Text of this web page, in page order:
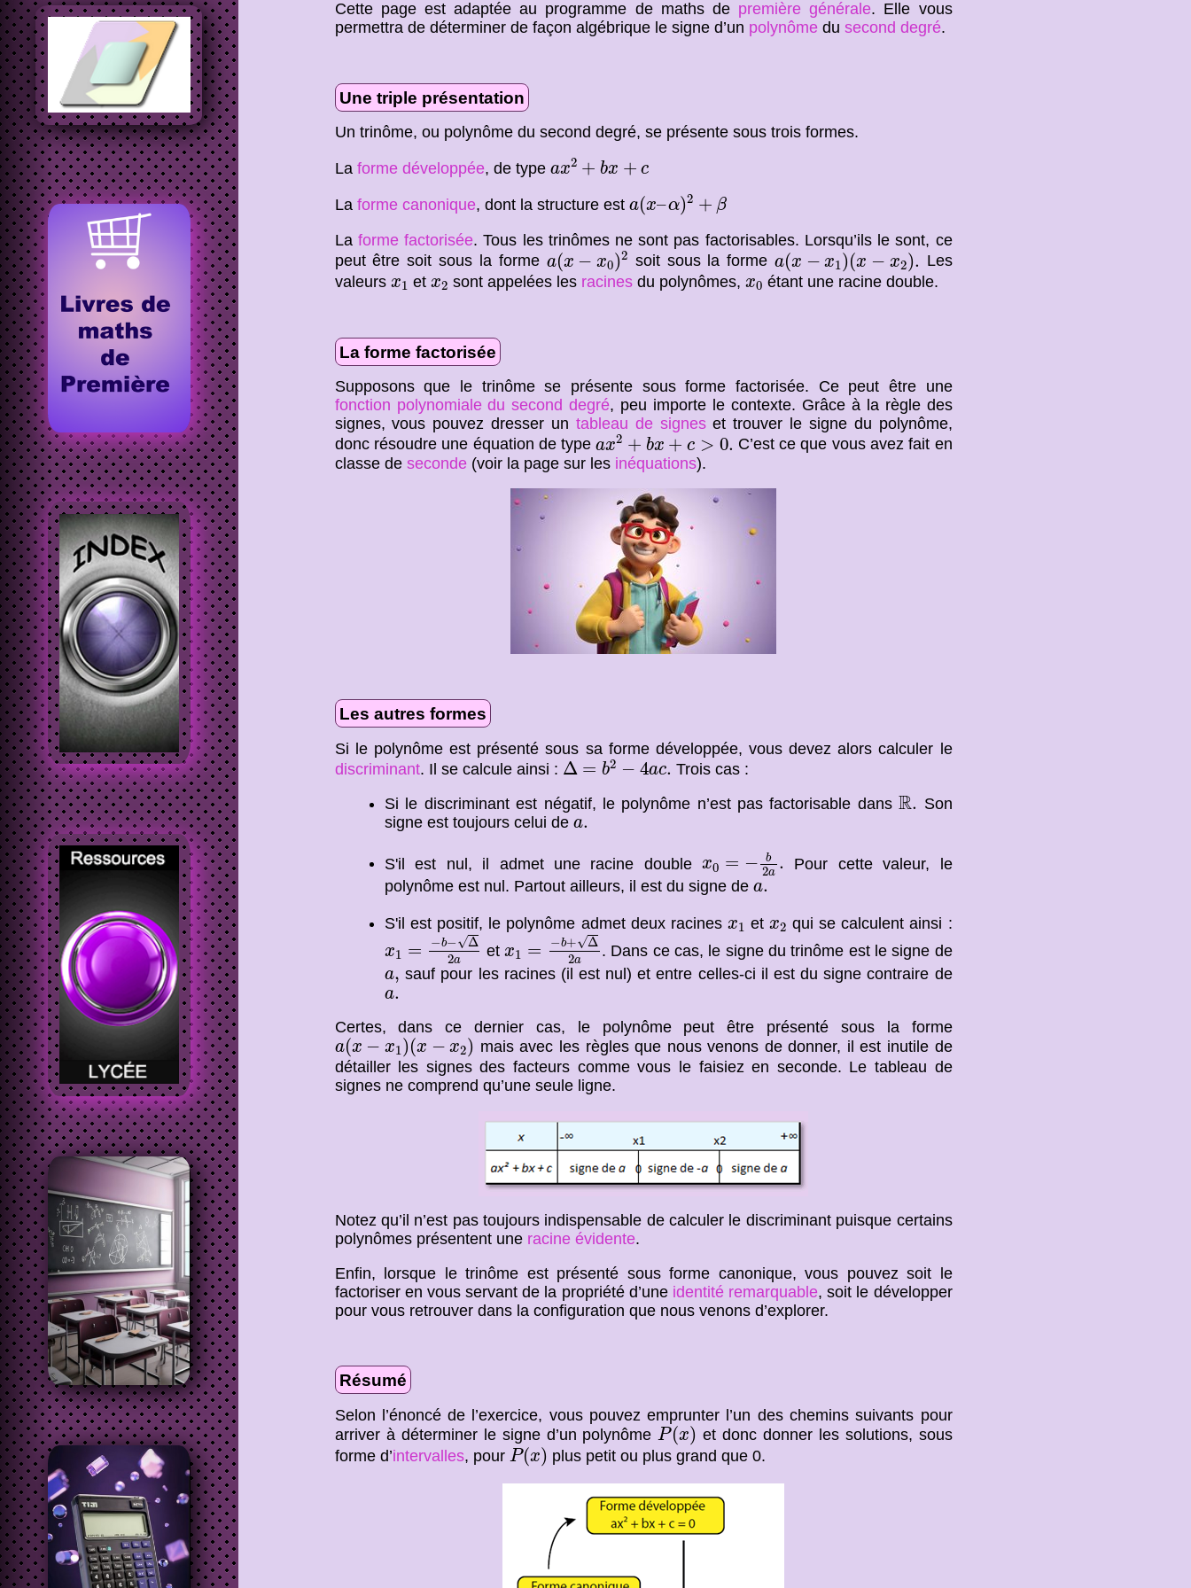
Cette page est adaptée au programme de maths de première générale. Elle vous
permettra de déterminer de façon algébrique le signe d’un polynômedu second degré.
Une triple présentation
Un trinôme, ou polynôme du second degré, se présente sous trois formes.
La forme développée, de type ax2 + bx + c
2 + bx c
La forme canonique, dont la structure est a(x–α)2 + β
( )2 β
La forme factorisée. Tous les trinômes ne sont pas factorisables. Lorsqu’ils le sont, ce
peut être soit sous la forme a(x − x0)2
a(x−x0) 2
soit sous la formea(x − x1)(x − x2).
a(x −x1)(x−x 2) .
Les
valeurs x1
x1 et x2
x2 sont appelées les racinesdu polynômes, x0
x0 étant une racine double.
La forme factorisée
Supposons que le trinôme se présente sous forme factorisée. Ce peut être une
fonction polynomiale du second degré, peu importe le contexte. Grâce à la règle des
signes, vous pouvez dresser un tableau de signeset trouver le signe du polynôme,
donc résoudre une équation de typeax2 + bx + c > 0.
ax2+bx +c>0.
C’est ce que vous avez fait en
classe de seconde(voir la page sur les inéquations).
Les autres formes
Si le polynôme est présenté sous sa forme développée, vous devez alors calculer le
discriminant. Il se calcule ainsi : Δ = b2 − 4ac.
Δ= b2−4ac.
Trois cas :
Si le discriminant est négatif, le polynôme n’est pas factorisable dans R.
R
Son
signe est toujours celui dea.
a
S'il est nul, il admet une racine doublex0 = − b
2a .
a
Pour cette valeur, le
polynôme est nul. Partout ailleurs, il est du signe dea.
a.
S'il est positif, le polynôme admet deux racines x1
x1 etx2
x2 qui se calculent ainsi :
x1 = −b−√Δ
2a
x 1 =−b −Δ2a
etx1 = −b+√Δ
2a
x1=−b+Δ 2a
. Dans ce cas, le signe du trinôme est le signe de
a,
a
sauf pour les racines (il est nul) et entre celles-ci il est du signe contraire de
a.
a.
Certes, dans ce dernier cas, le polynôme peut être présenté sous la forme
a(x − x1)(x − x2)
a(x−x1 (x−x )
mais avec les règles que nous venons de donner, il est inutile de
détailler les signes des facteurs comme vous le faisiez en seconde. Le tableau de
signes ne comprend qu’une seule ligne.
Notez qu’il n’est pas toujours indispensable de calculer le discriminant puisque certains
polynômes présentent une racine évidente.
Enfin, lorsque le trinôme est présenté sous forme canonique, vous pouvez soit le
factoriser en vous servant de la propriété d’une identité remarquable, soit le développer
pour vous retrouver dans la configuration que nous venons d’explorer.
Résumé
Selon l’énoncé de l’exercice, vous pouvez emprunter l’un des chemins suivants pour
arriver à déterminer le signe d’un polynôme P(x)
P(x) et donc donner les solutions, sous
forme d’intervalles, pour P(x)
P(x) plus petit ou plus grand que 0.